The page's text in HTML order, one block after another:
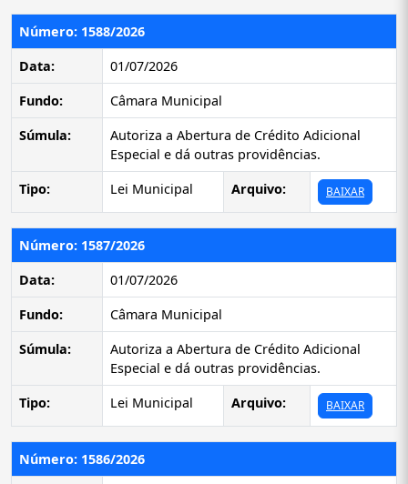
Número: 1588/2026
Data:
01/07/2026
Fundo:
Câmara Municipal
Súmula:
Autoriza a Abertura de Crédito Adicional
Especial e dá outras providências.
Tipo:
Lei Municipal Arquivo: BAIXAR
Número: 1587/2026
Data:
01/07/2026
Fundo:
Câmara Municipal
Súmula:
Autoriza a Abertura de Crédito Adicional
Especial e dá outras providências.
Tipo:
Lei Municipal Arquivo: BAIXAR
Número: 1586/2026